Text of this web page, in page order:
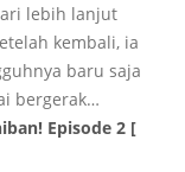
lebih lanjut
kembali, ia
baru saja
bergerak…
Episode 2 [